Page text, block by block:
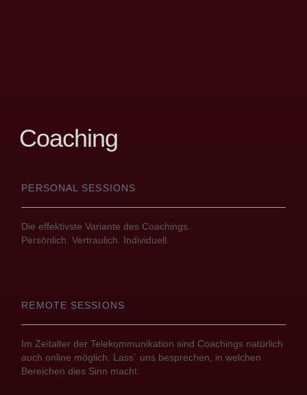
Coaching
PERSONAL SESSIONS
Die effektivste Variante des Coachings.
Persönlich. Vertraulich. Individuell.
REMOTE SESSIONS
Im Zeitalter der Telekommunikation sind Coachings natürlich
auch online möglich. Lass´ uns besprechen, in welchen
Bereichen dies Sinn macht.